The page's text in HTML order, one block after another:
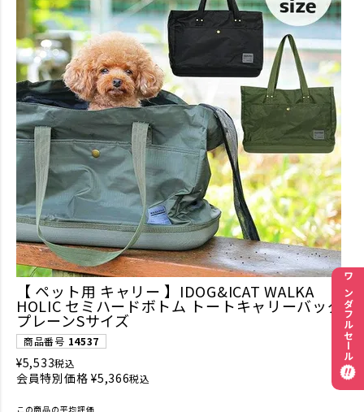
【 ペット用 キャリー 】IDOG&ICAT WALKA
HOLIC セミハードボトム トートキャリーバッグ
プレーンSサイズ
商品番号 14537
¥5,533税込
会員特別価格 ¥5,366税込
ワンダフルセール